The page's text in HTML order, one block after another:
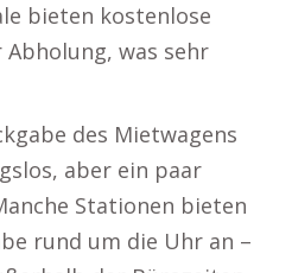
bieten kostenlose
was sehr
des Mietwagens
aber ein paar
Stationen bieten
rund um die Uhr an –